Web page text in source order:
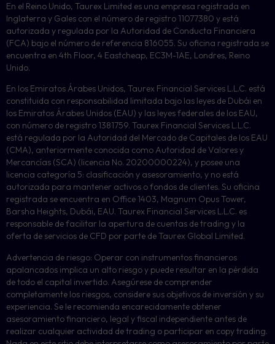
En el Reino Unido, Taurex Limited es una empresa registrada en
Inglaterra y Gales con el número de registro 11077380 y está
autorizada y regulada por la Autoridad de Conducta Financiera
(FCA) bajo el número de referencia 816055. Su oficina registrada se
encuentra en 4th Floor, 4 Eastcheap, EC3M-1AE, Londres, Reino
Unido.
En los Emiratos Árabes Unidos, Taurex Financial Services L.L.C. está
constituida con responsabilidad limitada bajo las leyes de Dubái en
los Emiratos Árabes Unidos (EAU) y las leyes federales de los EAU,
con número de registro 1381759. Taurex Financial Services L.L.C.
está regulada por la Autoridad del Mercado de Capitales de los EAU
(CMA), anteriormente conocida como Autoridad de Valores y
Mercancías (SCA) (licencia No. 20200000224), y posee una
licencia categoría 5: clasificación y asesoramiento, y no está
autorizada para mantener activos o fondos de clientes. Su oficina
registrada se encuentra en Office 1403, Magnum Opus Tower,
Barsha Heights, Dubái, EAU. Taurex Financial Services L.L.C. es
responsable de facilitar la apertura de cuentas de trading y la
oferta de servicios de CFD por parte de Taurex Global Limited.
Advertencia de riesgo: Operar con instrumentos financieros
apalancados implica un alto riesgo y puede resultar en la pérdida
de todo el capital invertido. Asegúrese de comprender
completamente los riesgos, considere sus objetivos de inversión y su
experiencia. Se le recomienda encarecidamente obtener
asesoramiento financiero, legal y fiscal independiente antes de
realizar cualquier actividad de trading o participar en copy trading.